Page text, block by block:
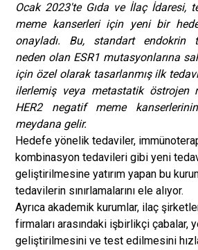
Ocak 2023'te Gıda ve İlaç İdaresi,
meme kanserleri için yeni bir
onayladı. Bu, standart endokrin
neden olan ESR1 mutasyonlarına
için özel olarak tasarlanmış ilk
ilerlemiş veya metastatik östrojen
HER2 negatif meme
meydana gelir.
Hedefe yönelik tedaviler,
kombinasyon tedavileri gibi yeni
geliştirilmesine yatırım yapan bu
tedavilerin sınırlamalarını ele alıyor.
Ayrıca akademik kurumlar, ilaç
firmaları arasındaki işbirlikçi çabalar,
geliştirilmesini ve test edilmesini